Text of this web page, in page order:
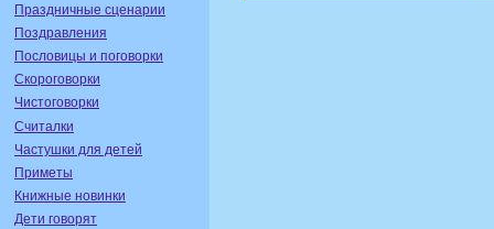
Праздничные сценарии
Поздравления
Пословицы и поговорки
Скороговорки
Чистоговорки
Считалки
Частушки для детей
Приметы
Книжные новинки
Дети говорят